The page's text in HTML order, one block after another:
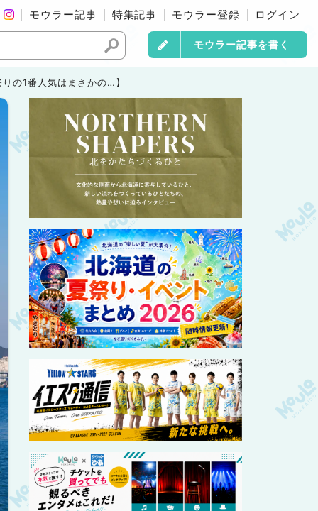
モウラー記事 特集記事 モウラー登録 ログイン
モウラー記事を書く
の1番人気はまさかの…】